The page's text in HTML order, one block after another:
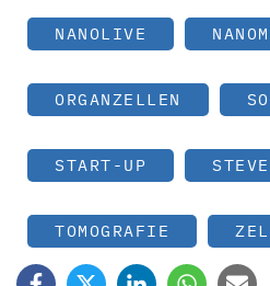
NANOLIVE
ORGANZELLEN
START-UP STEVE
TOMOGRAFIE